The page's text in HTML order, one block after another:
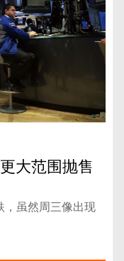
大范围抛售
虽然周三像出现